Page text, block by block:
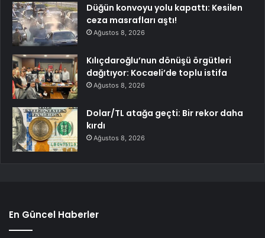
Düğün konvoyu yolu kapattı: Kesilen
ceza masrafları aştı!
Ağustos 8, 2026
Kılıçdaroğlu’nun dönüşü örgütleri
dağıtıyor: Kocaeli’de toplu istifa
Ağustos 8, 2026
Dolar/TL atağa geçti: Bir rekor daha
kırdı
Ağustos 8, 2026
En Güncel Haberler